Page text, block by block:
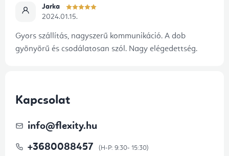
Jarka
2024.01.15.
Gyors szállítás, nagyszerű kommunikáció. A dob
gyönyörű és csodálatosan szól. Nagy elégedettség.
Kapcsolat
info@flexity.hu
+3680088457